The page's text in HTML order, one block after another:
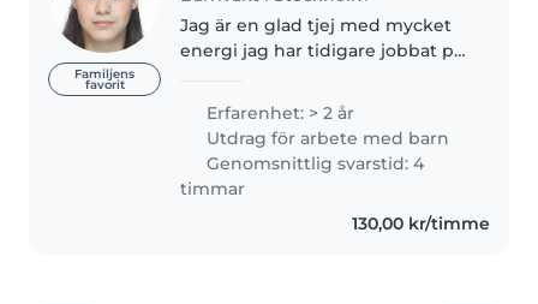
Familjens
favorit
Jag är en glad tjej med mycket
energi jag har tidigare jobbat på
har en väldigt bra bild av hur
barn fungerar. Söker du en
energifylld tjej med oerhört..
Erfarenhet: > 2 år
Utdrag för arbete med barn
Genomsnittlig svarstid: 4
timmar
130,00 kr/timme